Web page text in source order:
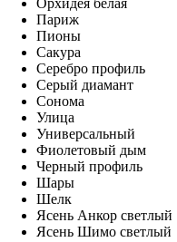
Орхидея белая
Париж
Пионы
Сакура
Серебро профиль
Серый диамант
Сонома
Улица
Универсальный
Фиолетовый дым
Черный профиль
Шары
Шелк
Ясень Анкор светлый
Ясень Шимо светлый